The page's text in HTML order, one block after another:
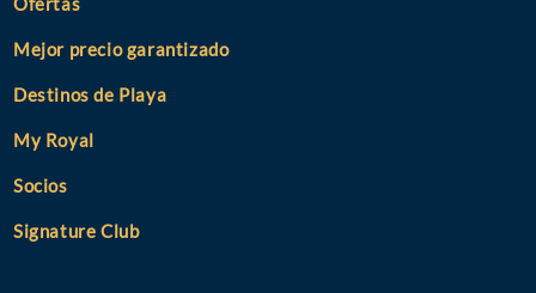
Mejor precio garantizado
Destinos de Playa
My Royal
Socios
Signature Club